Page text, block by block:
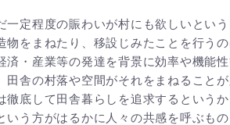
定程度の賑わいが村にも欲しいとい
物をまねたり、移設じみたことを行う
済・産業等の発達を背景に効率や機能
田舎の村落や空間がそれをまねること
徹底して田舎暮らしを追求するという
いう方がはるかに人々の共感を呼ぶも